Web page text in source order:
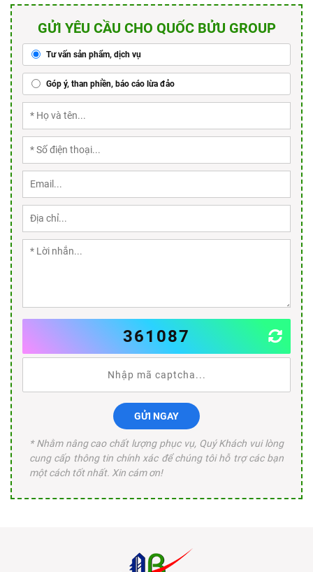
GỬI YÊU CẦU CHO QUỐC BỬU GROUP
Tư vấn sản phẩm, dịch vụ
Góp ý, than phiền, báo cáo lừa đảo
361087
GỬI NGAY
* Nhằm nâng cao chất lượng phục vụ, Quý Khách vui lòng
cung cấp thông tin chính xác để chúng tôi hỗ trợ các bạn
một cách tốt nhất. Xin cám ơn!